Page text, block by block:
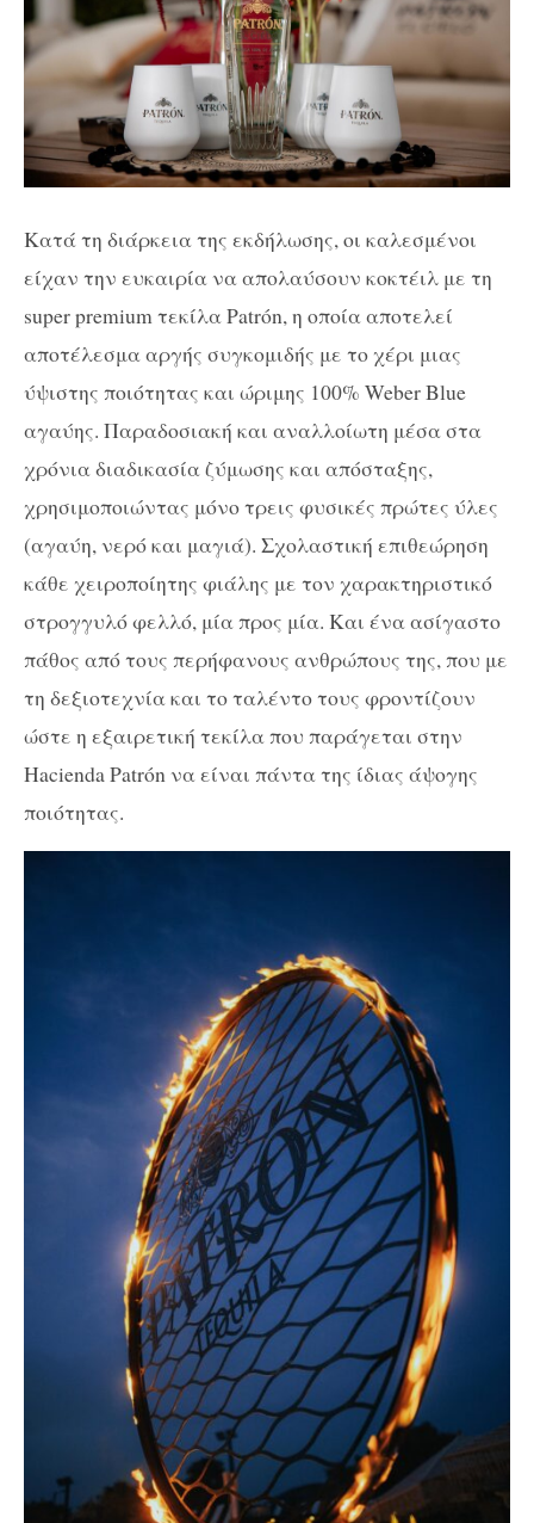
Κατά τη διάρκεια της εκδήλωσης, οι καλεσμένοι
είχαν την ευκαιρία να απολαύσουν κοκτέιλ με τη
superpremium τεκίλαPatrón, η οποία αποτελεί
αποτέλεσμααργής συγκομιδής με το χέρι μιας
ύψιστης ποιότητας και ώριμης 100% Weber Blue
αγαύης. Παραδοσιακή και αναλλοίωτη μέσα στα
χρόνιαδιαδικασίαζύμωσης και απόσταξης,
χρησιμοποιώντας μόνο τρεις φυσικές πρώτες ύλες
(αγαύη, νερόκαι μαγιά). Σχολαστική επιθεώρηση
κάθε χειροποίητης φιάλης με τον χαρακτηριστικό
στρογγυλό φελλό, μία προς μία. Και ένα ασίγαστο
πάθος από τους περήφανους ανθρώπους της, που με
τη δεξιοτεχνία και το ταλέντο τους φροντίζουν
ώστε η εξαιρετική τεκίλα που παράγεται στην
Hacienda Patrón να είναι πάντα της ίδιας άψογης
ποιότητας.